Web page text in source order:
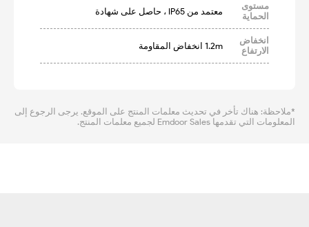
مستوى
الحماية
معتمد من IP65 ، حاصل على شهادة
انخفاض
الارتفاع
1.2m انخفاض المقاومة
*ملاحظة: هناك تأخر في تحديث معلمات المنتج على الموقع. يرجى الرجوع إلى
المعلومات التي تقدمها Emdoor Sales لجميع معلمات المنتج.